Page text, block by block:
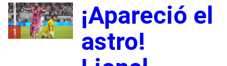
1
¡Apareció el
astro!